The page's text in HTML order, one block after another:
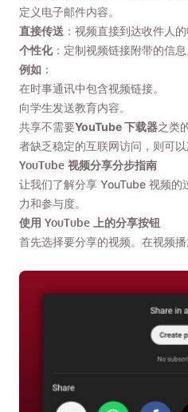
定义电子邮件内容。
直接传送 ：视频直接到达收件人的
个性化：定制视频链接附带的信息
例如 ：
在时事通讯中包含视频链接。
向学生发送教育内容。
共享不需要YouTube 下载器之类
者缺乏稳定的互联网访问，则可以
YouTube 视频分享分步指南
让我们了解分享 YouTube 视频的
力和参与度。
使用 YouTube 上的分享按钮
首先选择要分享的视频。在视频播
提醒